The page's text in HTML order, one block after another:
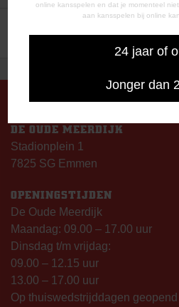
online kansspelen en dat je momenteel
aan kansspelen bij online
24 jaar of
Jonger dan
BERICHT
NAVIGATIE
DE OUDE MEERDIJK
Stadionplein 1
7825 SG Emmen
OPENINGSTIJDEN
De Oude Meerdijk
Maandag: 09.00 – 17.00 uur
Dinsdag t/m vrijdag:
09.00 – 12.15 uur
13.00 – 17.00 uur
Op thuiswedstrijddagen